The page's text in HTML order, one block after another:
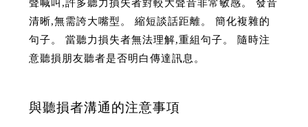
聲喊叫,許多聽力損失者對較大聲音非常敏感。 發音
清晰,無需誇大嘴型。 縮短談話距離。 簡化複雜的
句子。 當聽力損失者無法理解,重組句子。 隨時注
意聽損朋友聽者是否明白傳達訊息。
與聽損者溝通的注意事項